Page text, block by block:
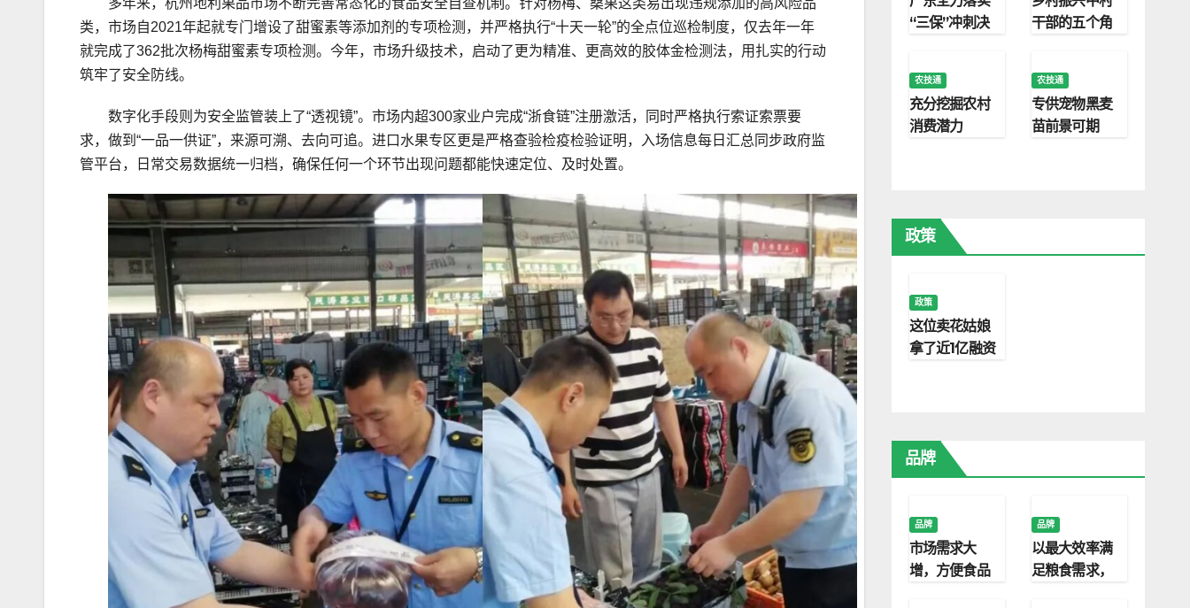
类，市场自2021年起就专门增设了甜蜜素等添加剂的专项检测，并严格执行“十天一轮”的全点位巡检制度，仅去年一年
就完成了362批次杨梅甜蜜素专项检测。今年，市场升级技术，启动了更为精准、更高效的胶体金检测法，用扎实的行动
筑牢了安全防线。
数字化手段则为安全监管装上了“透视镜”。市场内超300家业户完成“浙食链”注册激活，同时严格执行索证索票要
求，做到“一品一供证”，来源可溯、去向可追。进口水果专区更是严格查验检疫检验证明，入场信息每日汇总同步政府监
管平台，日常交易数据统一归档，确保任何一个环节出现问题都能快速定位、及时处置。
“三保”冲刺决
干部的五个角
农技通
充分挖掘农村
消费潜力
农技通
专供宠物黑麦
苗前景可期
政策
政策
这位卖花姑娘
拿了近1亿融资
花(精)
品牌
品牌
市场需求大
增，方便食品
品牌
以最大效率满
足粮食需求，